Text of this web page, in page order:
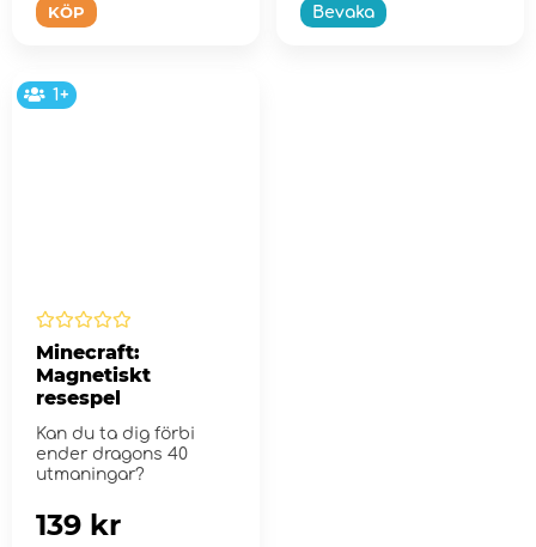
KÖP Bevaka
1+
Minecraft:
Magnetiskt
resespel
Kan du ta dig förbi
ender dragons 40
utmaningar?
139 kr